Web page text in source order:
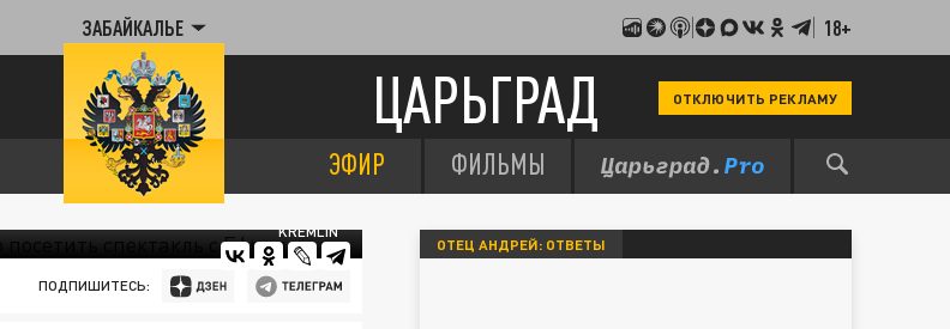
ЗАБАЙКАЛЬЕ 18+
ЦАРЬГРАД ОТКЛЮЧИТЬ РЕКЛАМУ
ЭФИР ФИЛЬМЫ
KREMLIN
ПОДПИШИТЕСЬ:
ОТЕЦ АНДРЕЙ: ОТВЕТЫ